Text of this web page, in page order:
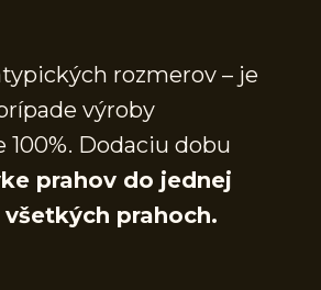
rozmerov – je
výroby
Dodaciu dobu
prahov do jednej
prahoch.